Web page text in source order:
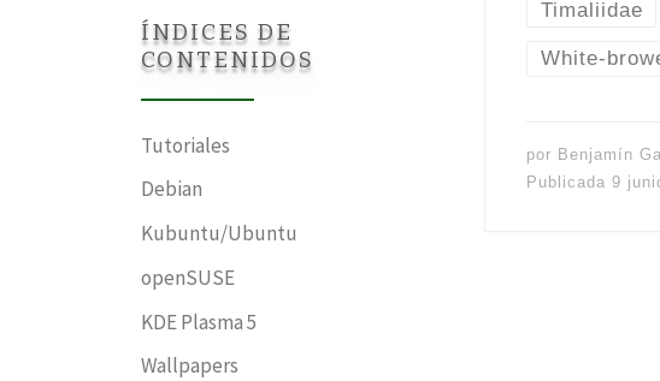
Timaliidae
White-
por Benjamín
Publicada 9
ÍNDICES DE
CONTENIDOS
Tutoriales
Debian
Kubuntu/Ubuntu
openSUSE
KDE Plasma 5
Wallpapers